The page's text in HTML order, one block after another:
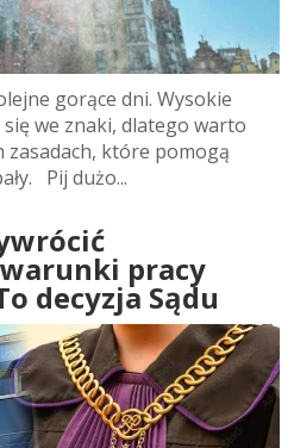
gorące dni. Wysokie
we znaki, dlatego warto
które pomogą
Pij dużo...
pracy
decyzja Sądu